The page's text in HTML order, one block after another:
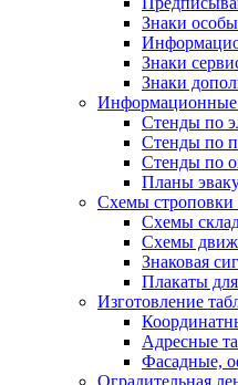
Знаки
Знаки
Знаки
Информационные
Стенды по
Стенды по
Стенды по
Планы
Схемы строповки
Схемы
Схемы
Знаковая
Плакаты
Изготовление
Адресные
Фасадные,
Оградительная